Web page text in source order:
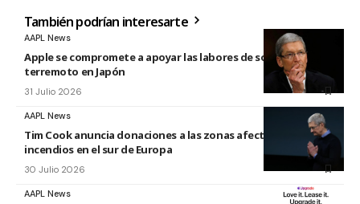
También podrían interesarte
AAPL News
Apple se compromete a apoyar las labores de socorro tras el
terremoto en Japón
31 Julio 2026
AAPL News
Tim Cook anuncia donaciones a las zonas afectadas por los
incendios en el sur de Europa
30 Julio 2026
AAPL News